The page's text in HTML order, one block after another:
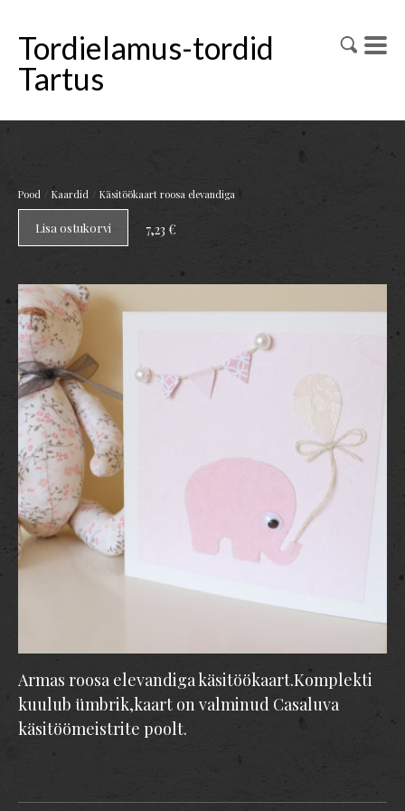
Tordielamus-tordid
Tartus
Pood / Kaardid / Käsitöökaart roosa elevandiga
Armas roosa elevandiga käsitöökaart.Komplekti
kuulub ümbrik,kaart on valminud Casaluva
käsitöömeistrite poolt.
Lisa ostukorvi 7,23 €